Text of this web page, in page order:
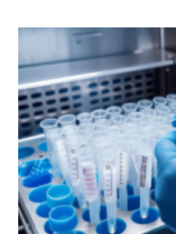
Paris
mettre
à
disposition
une
salle
pour
PMA
post-
mortem
:
l’interdiction
posée
par
la